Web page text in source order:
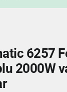
6257
2000W